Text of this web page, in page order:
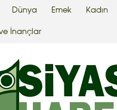
Dünya Emek Kadın
İnançlar